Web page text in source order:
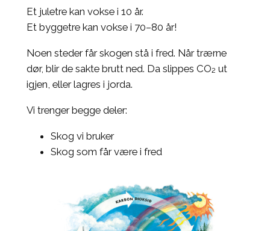
Et juletre kan vokse i 10 år.
Et byggetre kan vokse i 70–80 år!
Noen steder får skogen stå i fred. Når trærne
dør, blir de sakte brutt ned. Da slippes CO₂ ut
igjen, eller lagres i jorda.
Vi trenger begge deler:
Skog vi bruker
Skog som får være i fred